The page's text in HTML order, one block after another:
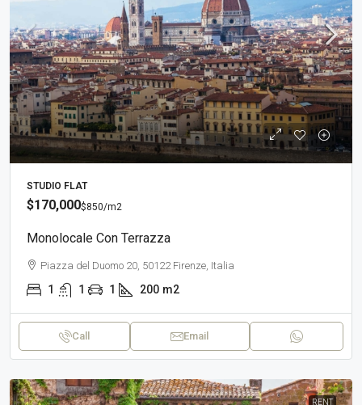
STUDIO FLAT
$170,000$850/m2
Monolocale Con Terrazza
Piazza del Duomo 20, 50122 Firenze, Italia
1 1 1 200 m2
Call Email
RENT